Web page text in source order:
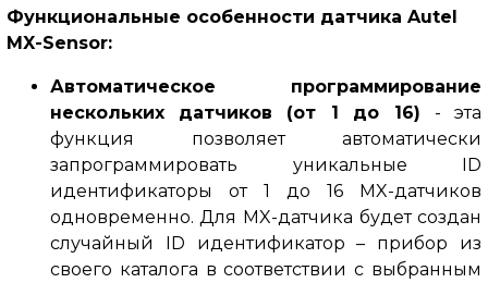
Функциональные особенности датчика Autel
MX-Sensor:
Автоматическое программирование
нескольких датчиков
(от 1 до 16) - эта
функция позволяет автоматически
запрограммировать уникальные ID
идентификаторы от 1 до 16 MX-датчиков
одновременно. Для MX-датчика будет создан
случайный ID идентификатор – прибор из
своего каталога в соответствии с выбранным